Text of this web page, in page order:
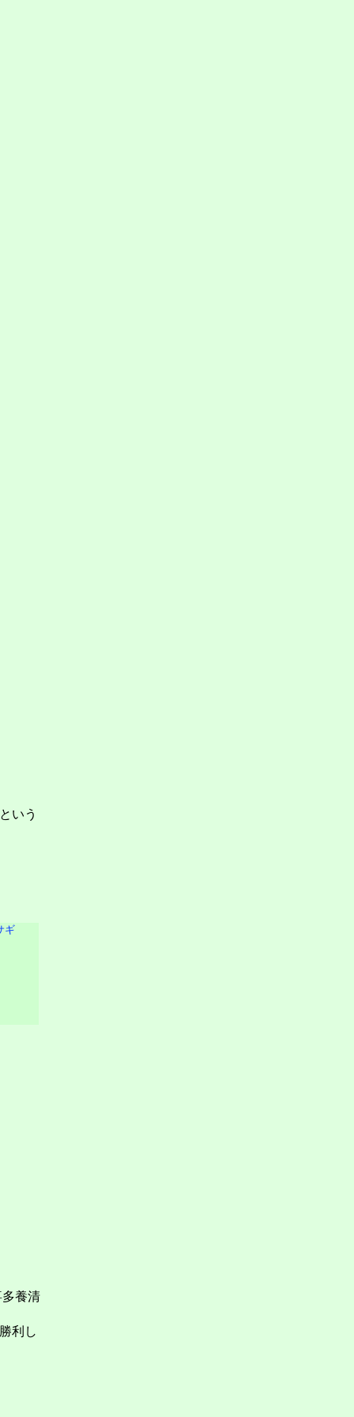
いう
ギ
養清
利し